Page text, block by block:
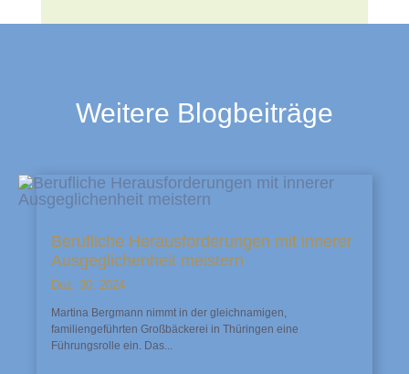
Weitere Blogbeiträge
Berufliche Herausforderungen mit innerer
Ausgeglichenheit meistern
Dez. 30, 2024
Martina Bergmann nimmt in der gleichnamigen,
familiengeführten Großbäckerei in Thüringen eine
Führungsrolle ein. Das...